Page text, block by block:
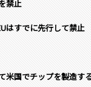
禁止
はすでに先行して禁止
米国でチップを製造す